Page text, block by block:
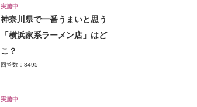
実施中
神奈川県で一番うまいと思う
「横浜家系ラーメン店」はど
こ？
回答数：8495
実施中